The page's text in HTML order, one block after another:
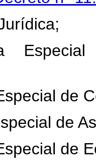
de
de
de